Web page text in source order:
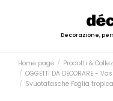
Decorazione,
Home page
Prodotti &
OGGETTI DA DECORARE -
Svuotatasche Foglia